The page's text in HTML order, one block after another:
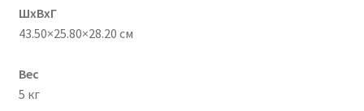
ШхВхГ
43.50×25.80×28.20 см
Вес
5 кг